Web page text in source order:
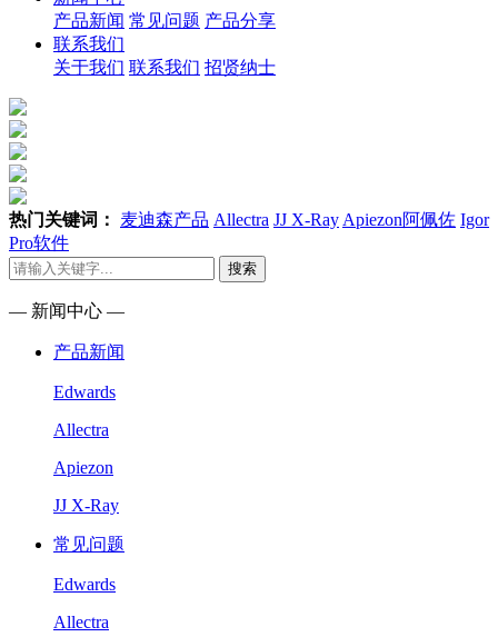
产品新闻 常见问题 产品分享
联系我们
关于我们 联系我们 招贤纳士
热门关键词： 麦迪森产品 Allectra JJ X-Ray Apiezon阿佩佐 Igor
Pro软件
搜索
— 新闻中心 —
产品新闻
Edwards
Allectra
Apiezon
JJ X-Ray
常见问题
Edwards
Allectra